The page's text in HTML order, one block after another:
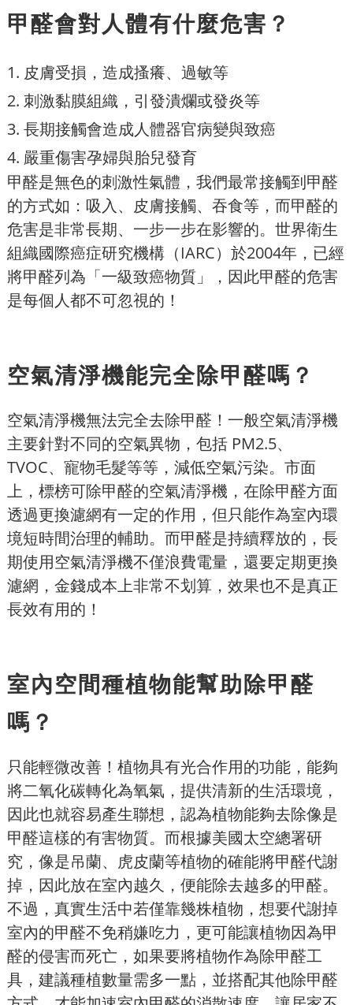
甲醛會對人體有什麼危害？
1. 皮膚受損，造成搔癢、過敏等
2. 刺激黏膜組織，引發潰爛或發炎等
3. 長期接觸會造成人體器官病變與致癌
4. 嚴重傷害孕婦與胎兒發育
甲醛是無色的刺激性氣體，我們最常接觸到甲醛
的方式如：吸入、皮膚接觸、吞食等，而甲醛的
危害是非常長期、一步一步在影響的。世界衛生
組織國際癌症研究機構（IARC）於2004年，已經
將甲醛列為「一級致癌物質」，因此甲醛的危害
是每個人都不可忽視的！
空氣清淨機能完全除甲醛嗎？
空氣清淨機無法完全去除甲醛！一般空氣清淨機
主要針對不同的空氣異物，包括 PM2.5、
TVOC、寵物毛髮等等，減低空氣污染。市面
上，標榜可除甲醛的空氣清淨機，在除甲醛方面
透過更換濾網有一定的作用，但只能作為室內環
境短時間治理的輔助。而甲醛是持續釋放的，長
期使用空氣清淨機不僅浪費電量，還要定期更換
濾網，金錢成本上非常不划算，效果也不是真正
長效有用的！
室內空間種植物能幫助除甲醛
嗎？
只能輕微改善！植物具有光合作用的功能，能夠
將二氧化碳轉化為氧氣，提供清新的生活環境，
因此也就容易產生聯想，認為植物能夠去除像是
甲醛這樣的有害物質。而根據美國太空總署研
究，像是吊蘭、虎皮蘭等植物的確能將甲醛代謝
掉，因此放在室內越久，便能除去越多的甲醛。
不過，真實生活中若僅靠幾株植物，想要代謝掉
室內的甲醛不免稍嫌吃力，更可能讓植物因為甲
醛的侵害而死亡，如果要將植物作為除甲醛工
具，建議種植數量需多一點，並搭配其他除甲醛